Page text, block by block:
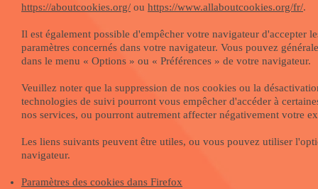
https://aboutcookies.org/ ou https://www.allaboutcookies.org/fr/.
Il est également possible d'empêcher votre navigateur d'accepter
paramètres concernés dans votre navigateur. Vous pouvez
dans le menu « Options » ou « Préférences » de votre navigateur.
Veuillez noter que la suppression de nos cookies ou la
technologies de suivi pourront vous empêcher d'accéder à
nos services, ou pourront autrement affecter négativement votre
Les liens suivants peuvent être utiles, ou vous pouvez utiliser
navigateur.
Paramètres des cookies dans Firefox